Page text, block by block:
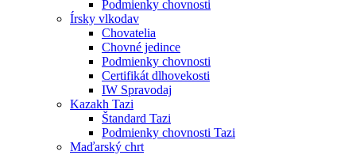
Podmienky chovnosti
Írsky vlkodav
Chovatelia
Chovné jedince
Podmienky chovnosti
Certifikát dlhovekosti
IW Spravodaj
Kazakh Tazi
Štandard Tazi
Podmienky chovnosti Tazi
Maďarský chrt